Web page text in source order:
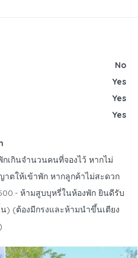
No
Yes
Yes
Yes
เกินจำนวนคนที่จองไว้ หากไม่
ตให้เข้าพัก หากลูกค้าไม่สะดวก
ห้ามสูบบุหรี่ในห้องพัก ยินดีรับ
) (ต้องมีกรงและห้ามนำขึ้นเตียง